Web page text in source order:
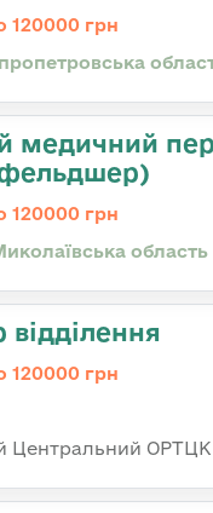
120000 грн
медичний
фельдшер)
120000 грн
область
120000 грн
Центральний